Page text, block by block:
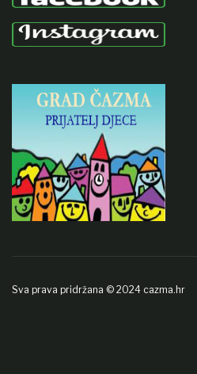
Sva prava pridržana © 2024 cazma.hr